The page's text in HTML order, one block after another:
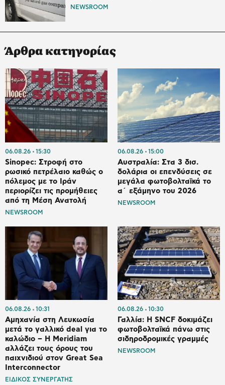
NEWSROOM
Άρθρα κατηγορίας
06.08.26 15:30
Sinopec: Στροφή στο
ρωσικό πετρέλαιο καθώς ο
πόλεμος με το Ιράν
περιορίζει τις προμήθειες
από τη Μέση Ανατολή
NEWSROOM
06.08.26 15:00
Αυστραλία: Στα 3 δισ.
δολάρια οι επενδύσεις σε
μεγάλα φωτοβολταϊκά το
α΄ εξάμηνο του 2026
NEWSROOM
06.08.26 10:31
Αμηχανία στη Λευκωσία
μετά το γαλλικό deal για το
καλώδιο – Η Meridiam
αλλάζει τους όρους του
παιχνιδιού στον Great Sea
Interconnector
ΕΙΔΙΚΟΣ ΣΥΝΕΡΓΑΤΗΣ
06.08.26 10:30
Γαλλία: Η SNCF δοκιμάζει
φωτοβολταϊκά πάνω στις
σιδηροδρομικές γραμμές
NEWSROOM